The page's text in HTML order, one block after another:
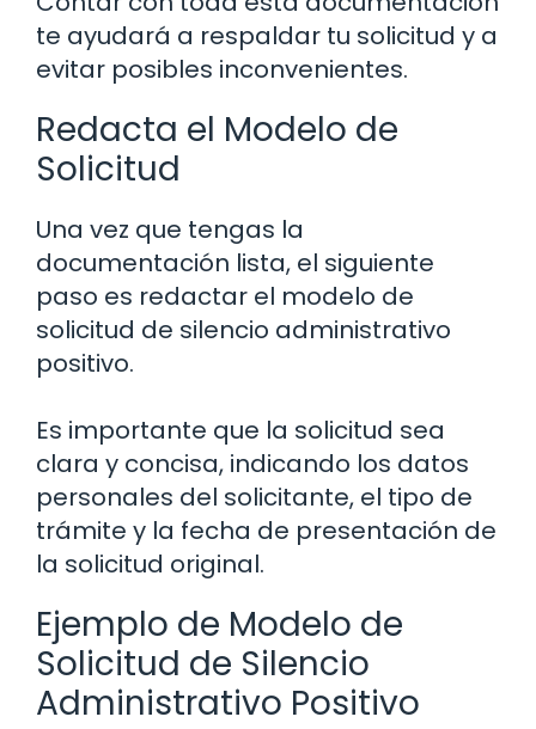
te ayudará a respaldar tu solicitud y a
evitar posibles inconvenientes.
Redacta el Modelo de
Solicitud
Una vez que tengas la
documentación lista, el siguiente
paso es redactar el modelo de
solicitud de silencio administrativo
positivo.
Es importante que la solicitud sea
clara y concisa, indicando los datos
personales del solicitante, el tipo de
trámite y la fecha de presentación de
la solicitud original.
Ejemplo de Modelo de
Solicitud de Silencio
Administrativo Positivo